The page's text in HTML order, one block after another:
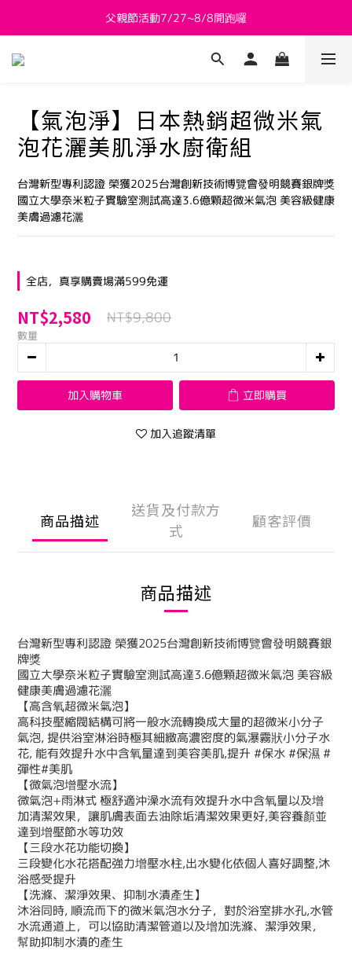
新會員送 $800購物金
父親節活動7/27~8/8開跑囉
新會員送 $800購物金
【氣泡淨】日本熱銷超微米氣
泡花灑美肌淨水廚衛組
台灣新型專利認證 榮獲2025台灣創新技術博覽會發明競賽銀牌獎
國立大學奈米粒子實驗室測試高達3.6億顆超微米氣泡 美容級健康
美膚過濾花灑
全店，真享購賣場滿599免運
NT$2,580 NT$9,800
數量
加入購物車 立即購買
加入追蹤清單
商品描述
送貨及付款方
式
顧客評價
商品描述
台灣新型專利認證 榮獲2025台灣創新技術博覽會發明競賽銀
牌獎
國立大學奈米粒子實驗室測試高達3.6億顆超微米氣泡 美容級
健康美膚過濾花灑
【高含氧超微米氣泡】
高科技壓縮閥結構可將一般水流轉換成大量的超微米小分子
氣泡, 提供浴室淋浴時極其細緻高濃密度的氣瀑霧狀小分子水
花, 能有效提升水中含氧量達到美容美肌,提升 #保水 #保濕 #
彈性#美肌
【微氣泡增壓水流】
微氣泡+雨淋式 極舒適沖澡水流有效提升水中含氧量以及增
加清潔效果，讓肌膚表面去油除垢清潔效果更好,美容養顏並
達到增壓節水等功效
【三段水花功能切換】
三段變化水花搭配強力增壓水柱,出水變化依個人喜好調整,沐
浴感受提升
【洗滌、潔淨效果、抑制水漬產生】
沐浴同時, 順流而下的微米氣泡水分子，對於浴室排水孔,水管
水流通道上，可以協助清潔管道以及增加洗滌、潔淨效果，
幫助抑制水漬的產生